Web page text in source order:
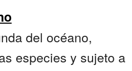
del océano,
especies y sujeto a